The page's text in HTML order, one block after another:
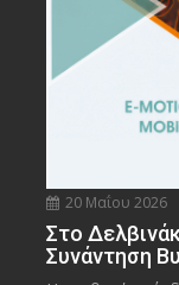
20 Μαΐου 2026
Στο
Συνάντηση